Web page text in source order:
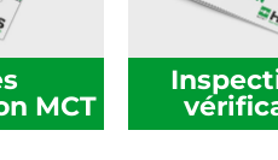
MCT